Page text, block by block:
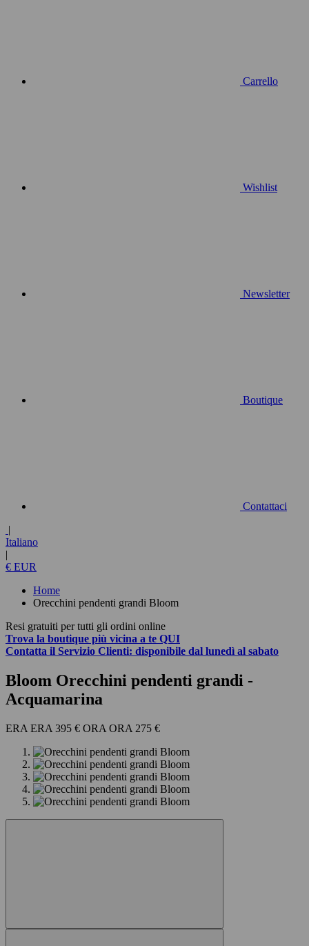
Carrello
Wishlist
Newsletter
Boutique
Contattaci
|
Italiano
|
€ EUR
Home
Orecchini pendenti grandi Bloom
Resi gratuiti per tutti gli ordini online
Trova la boutique più vicina a te QUI
Contatta il Servizio Clienti: disponibile dal lunedì al sabato
Bloom Orecchini pendenti grandi -
Acquamarina
395 € 275 €